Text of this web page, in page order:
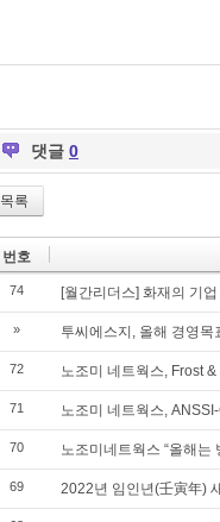
댓글 0
목록
번호
74 [월간리더스] 화재의 기
» 투씨에스지, 올해 경영
72 노조미 네트웍스, Frost
71 노조미 네트웍스,
70 노조미네트웍스 “올해는
69 2022년 임인년(壬寅年)